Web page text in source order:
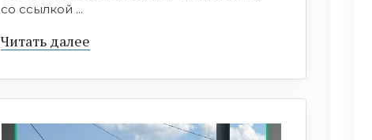
со ссылкой ...
Читать далее